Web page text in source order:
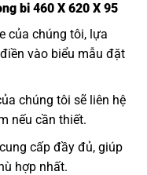
bi 460 X 620 X 95
của chúng tôi, lựa
vào biểu mẫu đặt
chúng tôi sẽ liên hệ
nếu cần thiết.
cấp đầy đủ, giúp
hợp nhất.